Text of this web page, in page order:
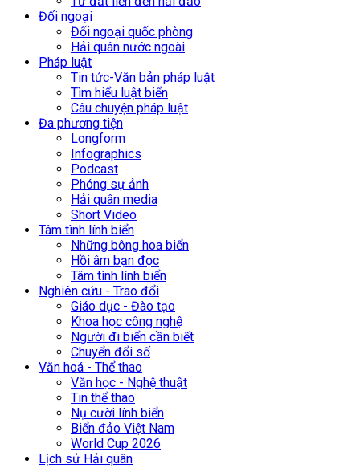
Đối ngoại
Đối ngoại quốc phòng
Hải quân nước ngoài
Pháp luật
Tin tức-Văn bản pháp luật
Tìm hiểu luật biển
Câu chuyện pháp luật
Đa phương tiện
Longform
Infographics
Podcast
Phóng sự ảnh
Hải quân media
Short Video
Tâm tình lính biển
Những bông hoa biển
Hồi âm bạn đọc
Tâm tình lính biển
Nghiên cứu - Trao đổi
Giáo dục - Đào tạo
Khoa học công nghệ
Người đi biển cần biết
Chuyển đổi số
Văn hoá - Thể thao
Văn học - Nghệ thuật
Tin thể thao
Nụ cười lính biển
Biển đảo Việt Nam
World Cup 2026
Lịch sử Hải quân